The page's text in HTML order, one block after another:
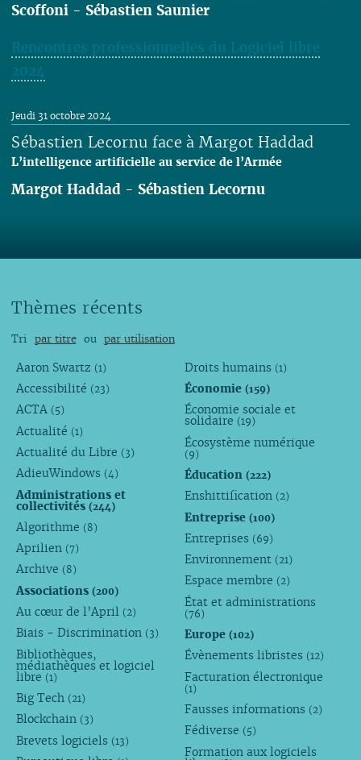
Scoffoni - Sébastien Saunier
Rencontres professionnelles du Logiciel libre
2024
Lire
Sébastien Lecornu face à Margot Haddad
L’intelligence artificielle au service de l’Armée
Jeudi 31 octobre 2024
Margot Haddad - Sébastien Lecornu
Thèmes récents
Tri par titre ou par utilisation
Aaron Swartz (1)
Accessibilité (23)
ACTA (5)
Actualité (1)
Actualité du Libre (3)
AdieuWindows (4)
Administrations et
collectivités (244)
Algorithme (8)
Aprilien (7)
Archive (8)
Associations (200)
Au cœur de l’April (2)
Biais - Discrimination (3)
Bibliothèques,
médiathèques et logiciel
libre (1)
Big Tech (21)
Blockchain (3)
Brevets logiciels (13)
Droits humains (1)
Économie(159)
Économie sociale et
solidaire (19)
Écosystème numérique
(9)
Éducation(222)
Enshittification (2)
Entreprise(100)
Entreprises (69)
Environnement (21)
Espace membre (2)
État et administrations
(76)
Europe(102)
Évènements libristes (12)
Facturation électronique
(1)
Fausses informations (2)
Fédiverse (5)
Formation aux logiciels